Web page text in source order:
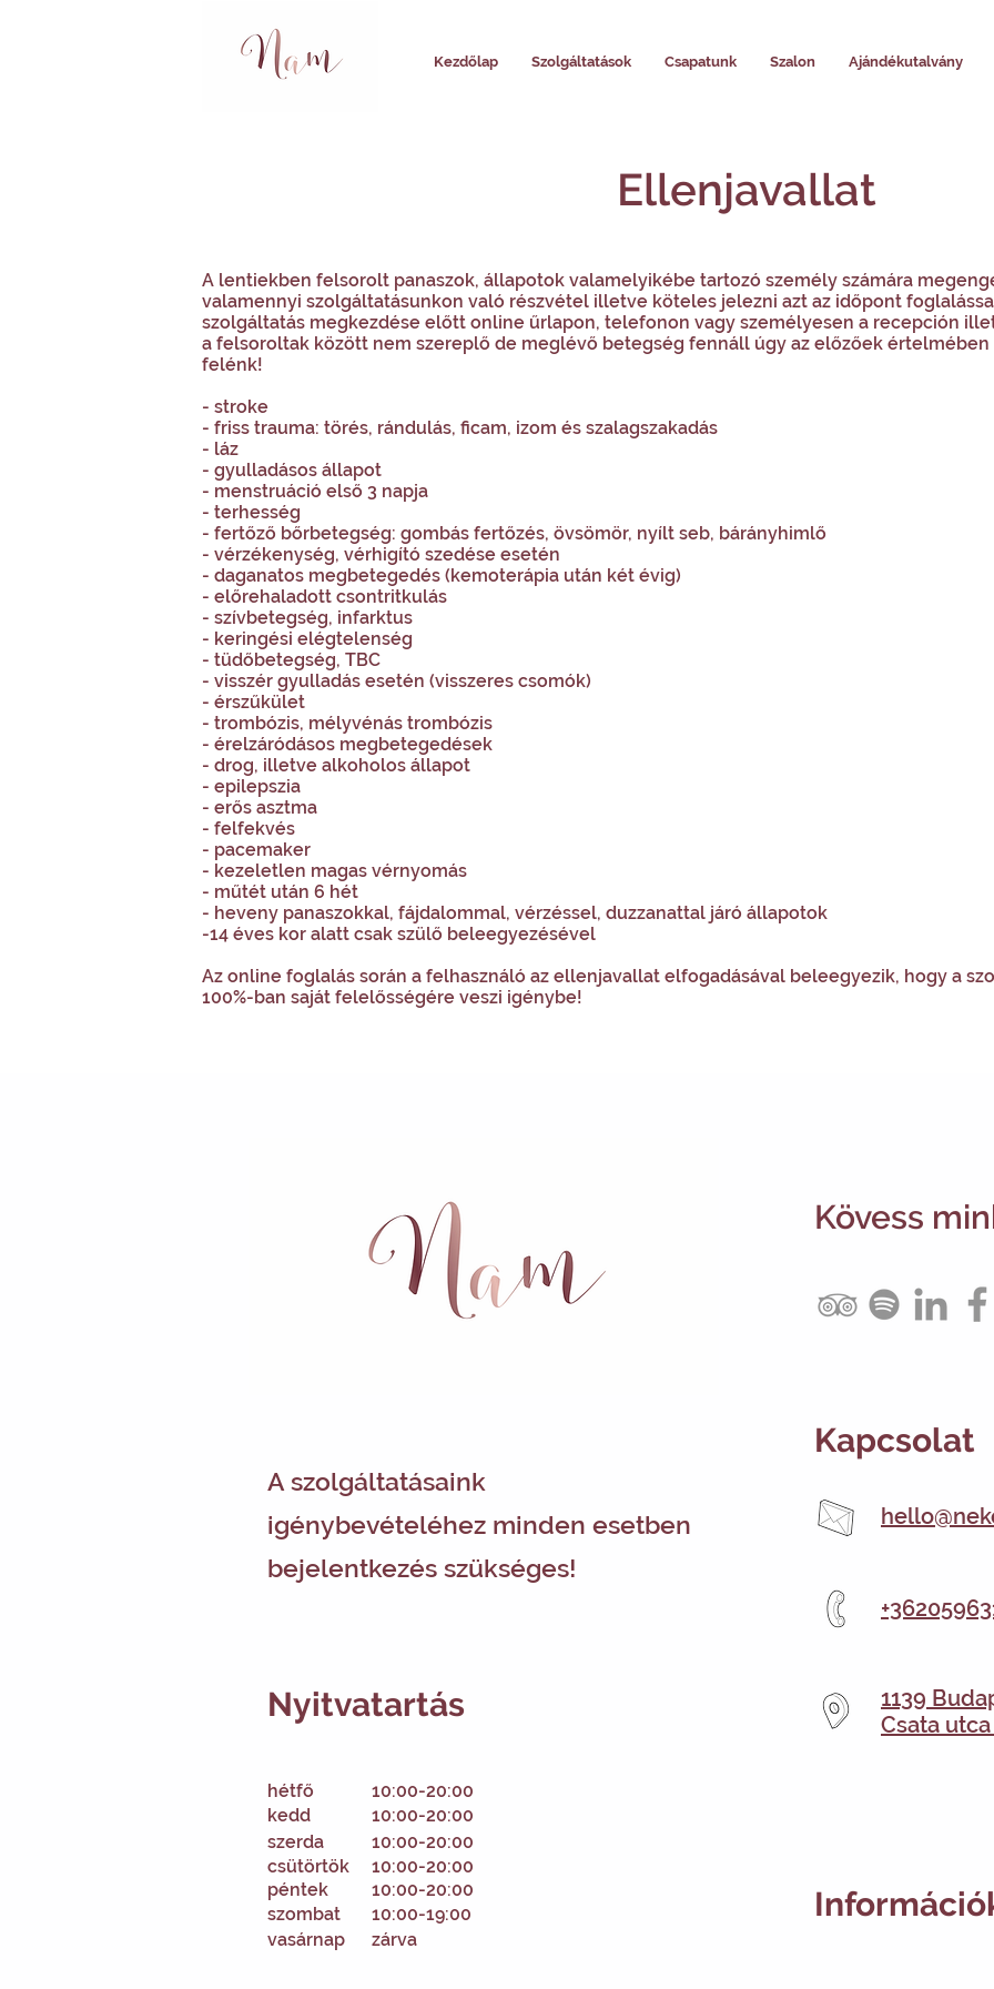
Kezdőlap Szolgáltatások Csapatunk Szalon Ajándékutalvány
Ellenjavallat
A lentiekben felsorolt panaszok, állapotok valamelyikébe tartozó személy számára
valamennyi szolgáltatásunkon való részvétel illetve köteles jelezni azt az időpont
szolgáltatás megkezdése előtt online űrlapon, telefonon vagy személyesen a recepción
a felsoroltak között nem szereplő de meglévő betegség fennáll úgy az előzőek
felénk!
- stroke
- friss trauma: törés, rándulás, ficam, izom és szalagszakadás
- láz
- gyulladásos állapot
- menstruáció első 3 napja
- terhesség
- fertőző bőrbetegség: gombás fertőzés, övsömör, nyílt seb, bárányhimlő
- vérzékenység, vérhigító szedése esetén
- daganatos megbetegedés (kemoterápia után két évig)
- előrehaladott csontritkulás
- szívbetegség, infarktus
- keringési elégtelenség
- tüdőbetegség, TBC
- visszér gyulladás esetén (visszeres csomók)
- érszűkület
- trombózis, mélyvénás trombózis
- érelzáródásos megbetegedések
- drog, illetve alkoholos állapot
- epilepszia
- erős asztma
- felfekvés
- pacemaker
- kezeletlen magas vérnyomás
- műtét után 6 hét
- heveny panaszokkal, fájdalommal, vérzéssel, duzzanattal járó állapotok
-14 éves kor alatt csak szülő beleegyezésével
Az online foglalás során a felhasználó az ellenjavallat elfogadásával beleegyezik, hogy a
100%-ban saját felelősségére veszi igénybe!
Kövess
Kapcsolat
A szolgáltatásaink
igénybevételéhez minden esetben
bejelentkezés szükséges!
Nyitvatartás
hétfő
10:00-20:00
kedd
10:00-20:00
szerda
10:00-20:00
csütörtök
10:00-20:00
péntek
10:00-20:00
szombat
10:00-19:00
vasárnap
zárva
1139
Csata utca